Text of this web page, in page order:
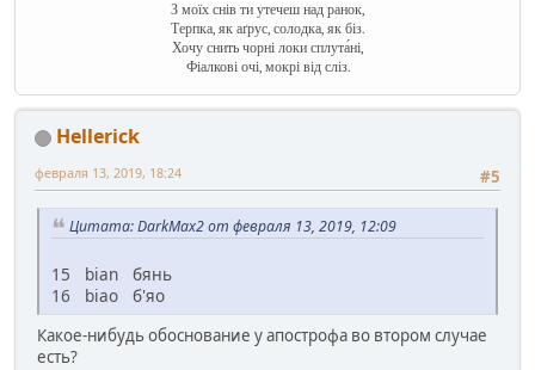
З моїх снів ти утечеш над ранок,
Терпка, як аґрус, солодка, як біз.
Хочу снить чорні локи сплута́ні,
Фіалкові очі, мокрі від сліз.
Hellerick
#5
февраля 13, 2019, 18:24
Цитата: DarkMax2 от февраля 13, 2019, 12:09
15 bian бянь
16 biao б'яо
Какое-нибудь обоснование у апострофа во втором случае
есть?